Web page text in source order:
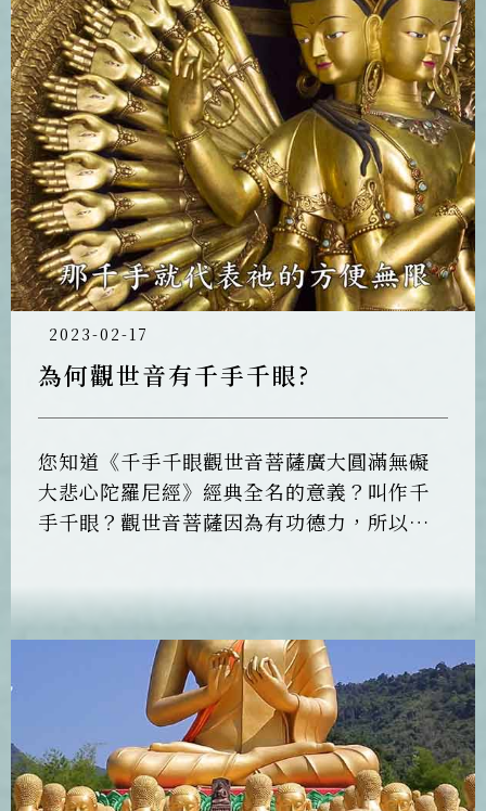
典，且聽恆傳法師一一解說《大悲心陀羅尼
經》。 靈鷲山《大悲心陀羅尼經》講析《大
悲心咒行法》中有許多的讚偈與儀式，而它
們不僅只是文辭優美，更是深藏著許多修行
與觀想的內容，知禮大師在編輯時，以〈大
悲咒〉為核心，擷取《大悲心陀羅尼經》部
分經文，並引用《摩訶止觀》中「非行非坐
三昧」，制定出這一部事理並重修行法本。
《大悲心咒行法》兼具法教及實修，也就是
「理觀」與「事儀」並重。而甚麼是「理
觀」？甚麼又是「事儀」？而我們又該如何
透過「理觀」與「事儀」來幫助我們修行大
悲咒呢？精彩內容，敬請收看《如何修持大
悲心咒行法》！
2023-02-17
為何觀世音有千手千眼?
您知道《千手千眼觀世音菩薩廣大圓滿無礙
大悲心陀羅尼經》經典全名的意義？叫作千
手千眼？觀世音菩薩因為有功德力，所以祂
祂的眼睛也沒有障礙地去照見。當一切眾生
有苦難的時候，觀世音菩薩便能千耳聽千眼
見，並以千手幫忙一切眾生離開苦難。 觀世
音菩薩的千手代表祂的方便無限、無窮無
盡，祂的光明無限，利益一切眾生，都是沒
有窮盡。還有其他如「廣大」、「圓滿」
……等意義，本集恆傳師將有詳細說明。